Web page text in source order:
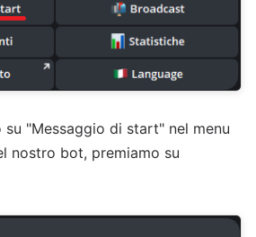
"Messaggio di start" nel menu
nostro bot, premiamo su